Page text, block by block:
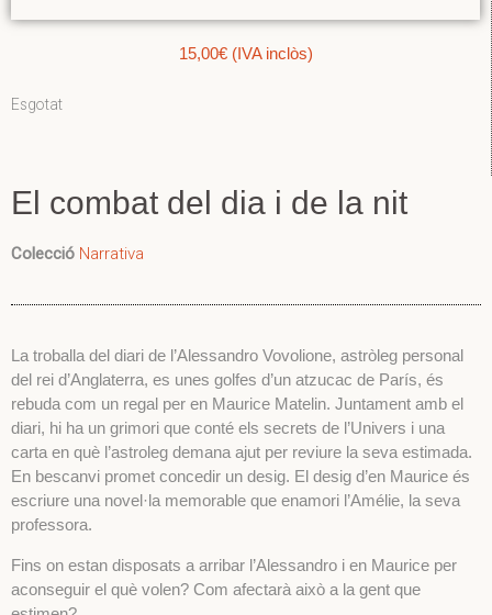
15,00€ (IVA inclòs)
Esgotat
El combat del dia i de la nit
Colecció Narrativa
La troballa del diari de l’Alessandro Vovolione, astròleg personal
del rei d’Anglaterra, es unes golfes d’un atzucac de París, és
rebuda com un regal per en Maurice Matelin. Juntament amb el
diari, hi ha un grimori que conté els secrets de l’Univers i una
carta en què l’astroleg demana ajut per reviure la seva estimada.
En bescanvi promet concedir un desig. El desig d’en Maurice és
escriure una novel·la memorable que enamori l’Amélie, la seva
professora.
Fins on estan disposats a arribar l’Alessandro i en Maurice per
aconseguir el què volen? Com afectarà això a la gent que